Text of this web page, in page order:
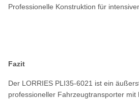
Professionelle Konstruktion für
Fazit
Der LORRIES PLI35-6021 ist ein
professioneller Fahrzeugtransporter mit